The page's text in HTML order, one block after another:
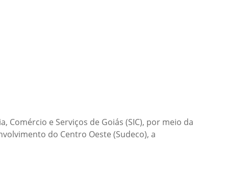
e Serviços de Goiás (SIC), por meio da
do Centro Oeste (Sudeco), a